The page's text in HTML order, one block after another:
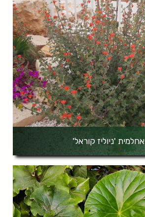
אחלמית 'ניוליז קוראל'